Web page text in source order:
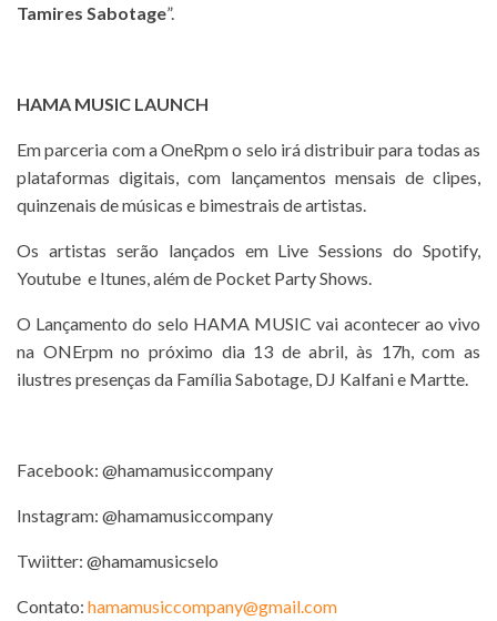
Tamires Sabotage”.
HAMA MUSIC LAUNCH
Em parceria com a OneRpm o selo irá distribuir para todas as
plataformas digitais, com lançamentos mensais de clipes,
quinzenais de músicas e bimestrais de artistas.
Os artistas serão lançados em Live Sessions do Spotify,
Youtube e Itunes, além de Pocket Party Shows.
O Lançamento do selo HAMA MUSIC vai acontecer ao vivo
na ONErpm no próximo dia 13 de abril, às 17h, com as
ilustres presenças da Família Sabotage, DJ Kalfani e Martte.
Facebook: @hamamusiccompany
Instagram: @hamamusiccompany
Twiitter: @hamamusicselo
Contato: hamamusiccompany@gmail.com